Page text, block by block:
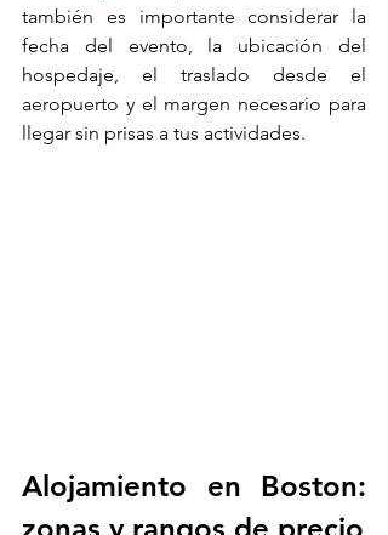
también es importante considerar la
fecha del evento, la ubicación del
hospedaje, el traslado desde el
aeropuerto y el margen necesario para
llegar sin prisas a tus actividades.
Alojamiento en Boston: